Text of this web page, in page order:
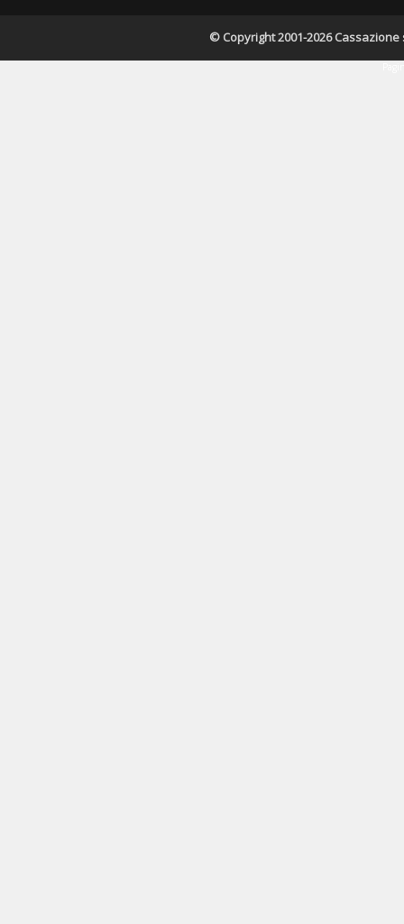
© Copyright 2001-2026 Cassazione